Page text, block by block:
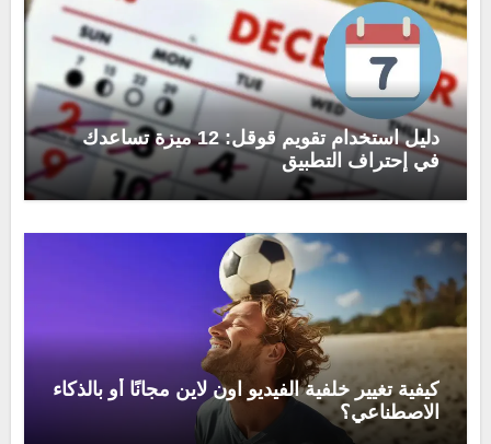
دليل استخدام تقويم قوقل: 12 ميزة تساعدك
في إحتراف التطبيق
كيفية تغيير خلفية الفيديو اون لاين مجانًا أو بالذكاء
الاصطناعي؟